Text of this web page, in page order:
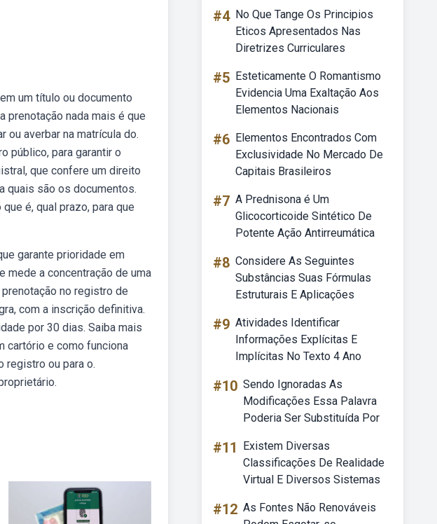
um título ou documento
prenotação nada mais é que
averbar na matrícula do.
público, para garantir o
que confere um direito
quais são os documentos.
é, qual prazo, para que
garante prioridade em
mede a concentração de uma
no registro de
com a inscrição definitiva.
por 30 dias. Saiba mais
cartório e como funciona
registro ou para o.
#4 No Que Tange Os Principios
Eticos Apresentados Nas
Diretrizes Curriculares
#5 Esteticamente O Romantismo
Evidencia Uma Exaltação Aos
Elementos Nacionais
#6 Elementos Encontrados Com
Exclusividade No Mercado De
Capitais Brasileiros
#7 A Prednisona é Um
Glicocorticoide Sintético De
Potente Ação Antirreumática
#8 Considere As Seguintes
Substâncias Suas Fórmulas
Estruturais E Aplicações
#9 Atividades Identificar
Informações Explícitas E
Implícitas No Texto 4 Ano
#10 Sendo Ignoradas As
Modificações Essa Palavra
Poderia Ser Substituída Por
#11
Existem Diversas
Classificações De Realidade
Virtual E Diversos Sistemas
#12 As Fontes Não Renováveis